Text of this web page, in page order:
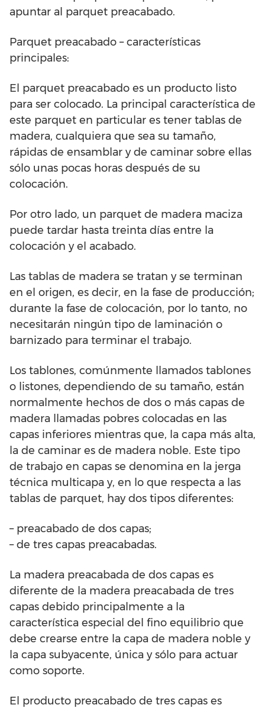
apuntar al parquet preacabado.
Parquet preacabado – características
principales:
El parquet preacabado es un producto listo
para ser colocado. La principal característica de
este parquet en particular es tener tablas de
madera, cualquiera que sea su tamaño,
rápidas de ensamblar y de caminar sobre ellas
sólo unas pocas horas después de su
colocación.
Por otro lado, un parquet de madera maciza
puede tardar hasta treinta días entre la
colocación y el acabado.
Las tablas de madera se tratan y se terminan
en el origen, es decir, en la fase de producción;
durante la fase de colocación, por lo tanto, no
necesitarán ningún tipo de laminación o
barnizado para terminar el trabajo.
Los tablones, comúnmente llamados tablones
o listones, dependiendo de su tamaño, están
normalmente hechos de dos o más capas de
madera llamadas pobres colocadas en las
capas inferiores mientras que, la capa más alta,
la de caminar es de madera noble. Este tipo
de trabajo en capas se denomina en la jerga
técnica multicapa y, en lo que respecta a las
tablas de parquet, hay dos tipos diferentes:
– preacabado de dos capas;
– de tres capas preacabadas.
La madera preacabada de dos capas es
diferente de la madera preacabada de tres
capas debido principalmente a la
característica especial del fino equilibrio que
debe crearse entre la capa de madera noble y
la capa subyacente, única y sólo para actuar
como soporte.
El producto preacabado de tres capas es